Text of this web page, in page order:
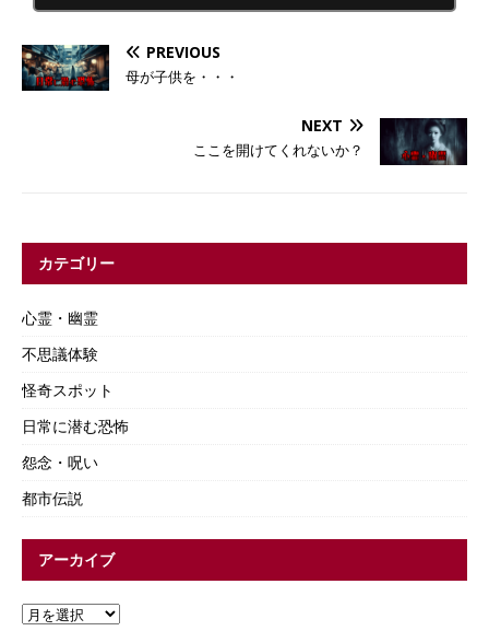
PREVIOUS
母が子供を・・・
NEXT
ここを開けてくれないか？
カテゴリー
心霊・幽霊
不思議体験
怪奇スポット
日常に潜む恐怖
怨念・呪い
都市伝説
アーカイブ